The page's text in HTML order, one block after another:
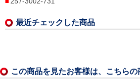
最近チェックした商品
この商品を見たお客様は、こちら